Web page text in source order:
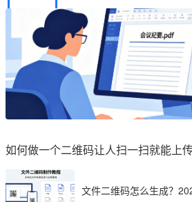
如何做一个二维码让人扫一扫就能上
文件二维码怎么生成？